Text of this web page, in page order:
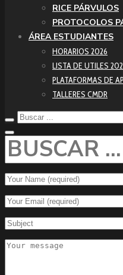
RICE PÁRVULOS
PROTOCOLOS
ÁREA ESTUDIANTES
HORARIOS 2026
LISTA DE UTILES
PLATAFORMAS DE
TALLERES CMDR